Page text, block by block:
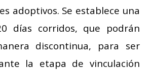
adoptivos. Se establece una
días corridos, que podrán
discontinua, para ser
la etapa de vinculación